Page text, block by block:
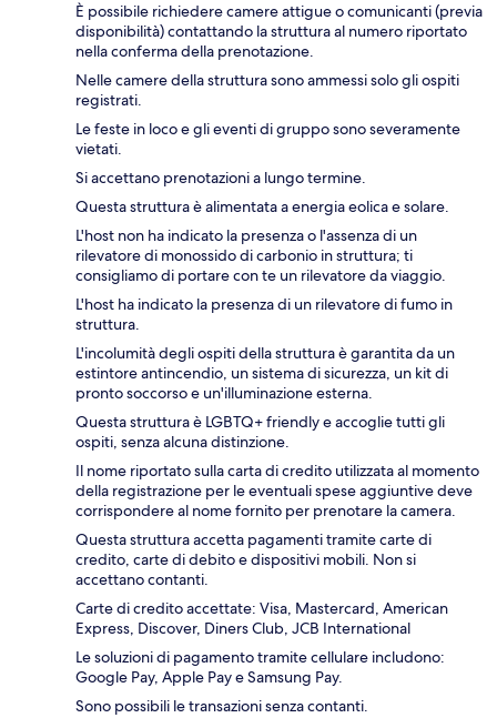
È possibile richiedere camere attigue o comunicanti (previa
disponibilità) contattando la struttura al numero riportato
nella conferma della prenotazione.
Nelle camere della struttura sono ammessi solo gli ospiti
registrati.
Le feste in loco e gli eventi di gruppo sono severamente
vietati.
Si accettano prenotazioni a lungo termine.
Questa struttura è alimentata a energia eolica e solare.
L'host non ha indicato la presenza o l'assenza di un
rilevatore di monossido di carbonio in struttura; ti
consigliamo di portare con te un rilevatore da viaggio.
L'host ha indicato la presenza di un rilevatore di fumo in
struttura.
L'incolumità degli ospiti della struttura è garantita da un
estintore antincendio, un sistema di sicurezza, un kit di
pronto soccorso e un'illuminazione esterna.
Questa struttura è LGBTQ+ friendly e accoglie tutti gli
ospiti, senza alcuna distinzione.
Il nome riportato sulla carta di credito utilizzata al momento
della registrazione per le eventuali spese aggiuntive deve
corrispondere al nome fornito per prenotare la camera.
Questa struttura accetta pagamenti tramite carte di
credito, carte di debito e dispositivi mobili. Non si
accettano contanti.
Carte di credito accettate: Visa, Mastercard, American
Express, Discover, Diners Club, JCB International
Le soluzioni di pagamento tramite cellulare includono:
Google Pay, Apple Pay e Samsung Pay.
Sono possibili le transazioni senza contanti.